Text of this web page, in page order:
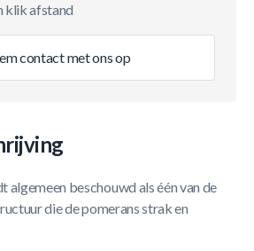
klik afstand
contact met ons op
beschouwd als één van de
die de pomerans strak en